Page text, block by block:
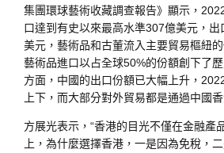
集團環球藝術收藏調查報告》顯示，
口達到有史以來最高水準307億美元，
美元，藝術品和古董流入主要貿易樞紐
藝術品進口以占全球50%的份額創下了
方面，中國的出口份額已大幅上升，
上下，而大部分對外貿易都是通過中國香
方展光表示，“香港的目光不僅在金融產
上，為什麼選擇香港，一是因為免稅，